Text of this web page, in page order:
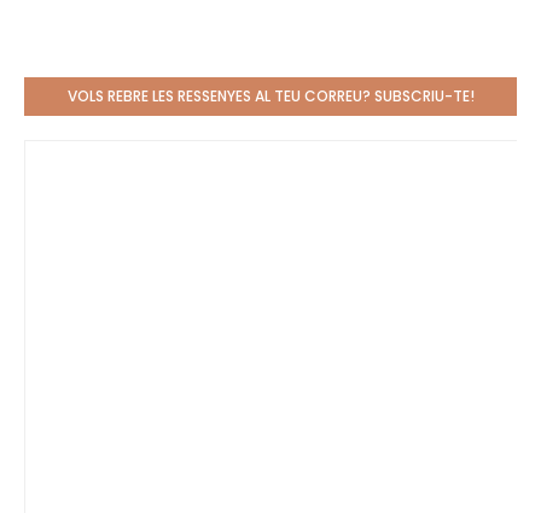
VOLS REBRE LES RESSENYES AL TEU CORREU? SUBSCRIU-TE!